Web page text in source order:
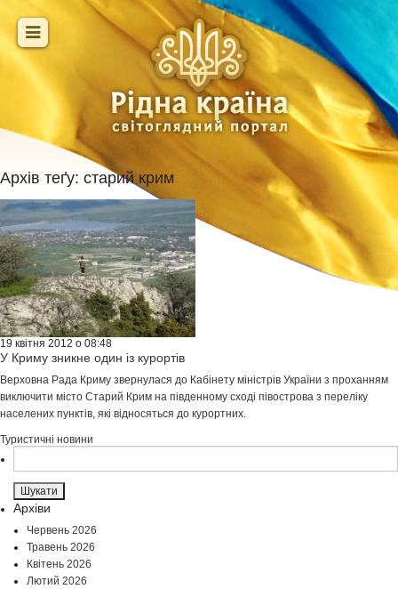
Архів теґу: старий крим
19 квітня 2012 о 08:48
У Криму зникне один із курортів
Верховна Рада Криму звернулася до Кабінету міністрів України з проханням
виключити місто Старий Крим на південному сході півострова з переліку
населених пунктів, які відносяться до курортних.
Туристичні новини
Архіви
Червень 2026
Травень 2026
Квітень 2026
Лютий 2026